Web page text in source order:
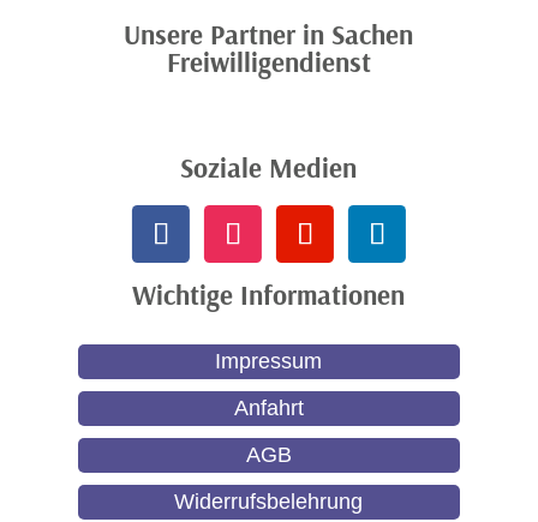
Unsere Partner in Sachen
Freiwilligendienst
Soziale Medien
Wichtige Informationen
Impressum
Anfahrt
AGB
Widerrufsbelehrung